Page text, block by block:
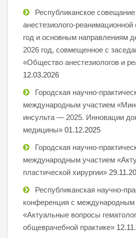
Республиканское
анестезиолого-
год и основным направлениям
2026 год, совмещенное с
«Общество анестезиологов и
12.03.2026
Городская научно-
международным участием
инсульта — 2025. Инновации
медицины» 01.12.2025
Городская научно-
международным участием
пластической хирургии»
Республиканская научно-
конференция с международным
«Актуальные вопросы
общеврачебной практике»